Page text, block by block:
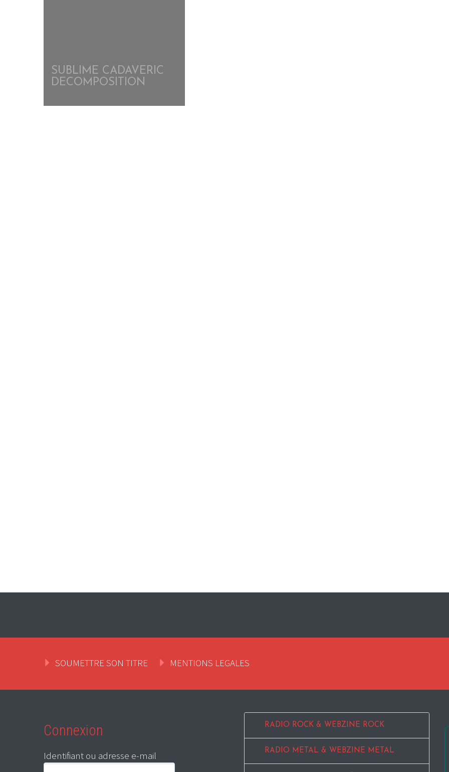
SUBLIME CADAVERIC
DECOMPOSITION
SOUMETTRE SON TITRE MENTIONS LEGALES
Connexion
Identifiant ou adresse e-mail
RADIO ROCK & WEBZINE ROCK
RADIO METAL & WEBZINE METAL